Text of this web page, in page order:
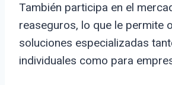
También participa en el
reaseguros, lo que le permite
soluciones especializadas
individuales como para